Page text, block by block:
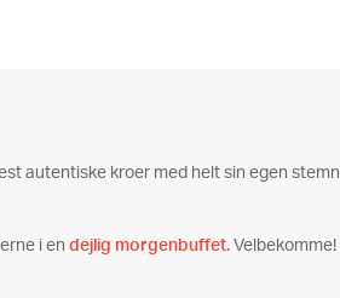
autentiske kroer med helt sin egen
i en dejlig morgenbuffet. Velbekomme!